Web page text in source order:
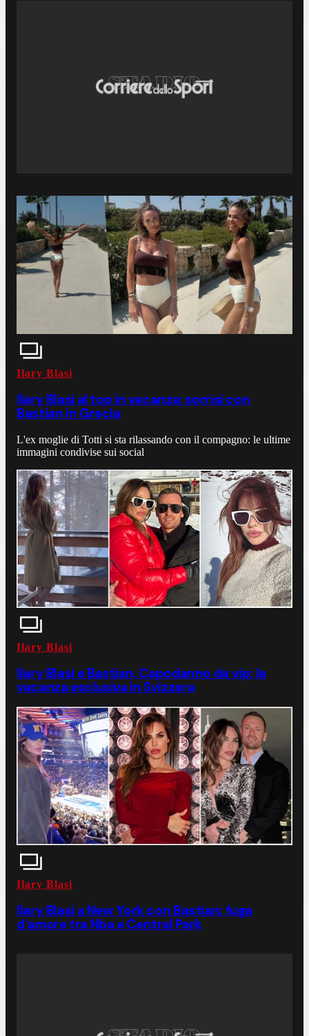
Ilary Blasi
Ilary Blasi al top in vacanza: sorrisi con
Bastian in Grecia
L'ex moglie di Totti si sta rilassando con il compagno: le ultime
immagini condivise sui social
Ilary Blasi
Ilary Blasi e Bastian, Capodanno da vip: la
vacanza esclusiva in Svizzera
Ilary Blasi
Ilary Blasi a New York con Bastian: fuga
d'amore tra Nba e Central Park